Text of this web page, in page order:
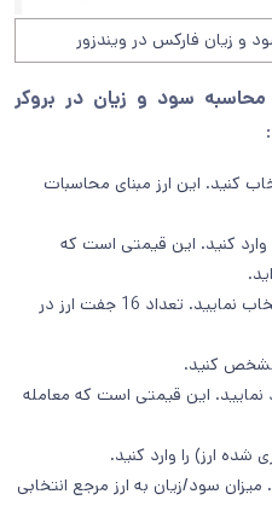
و زیان فارکس در ویندزور
سود و زیان در بروکر
کنید. این ارز مبنای محاسبات
کنید. این قیمتی است که
جفت ارز مورد معامله خود را انتخاب نمایید. تعداد 16 جفت ارز در
مشخص کنید.
این قیمتی است که معامله
شده ارز) را وارد کنید.
سود/زیان به ارز مرجع انتخابی